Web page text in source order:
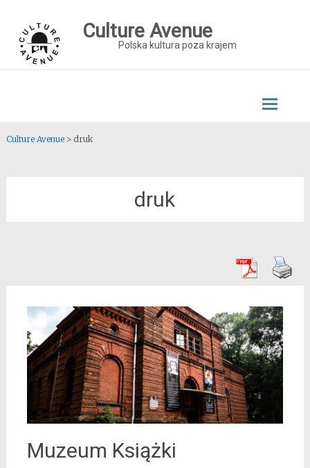
content
Culture Avenue
Polska kultura poza krajem
Culture Avenue> druk
druk
Muzeum Książki